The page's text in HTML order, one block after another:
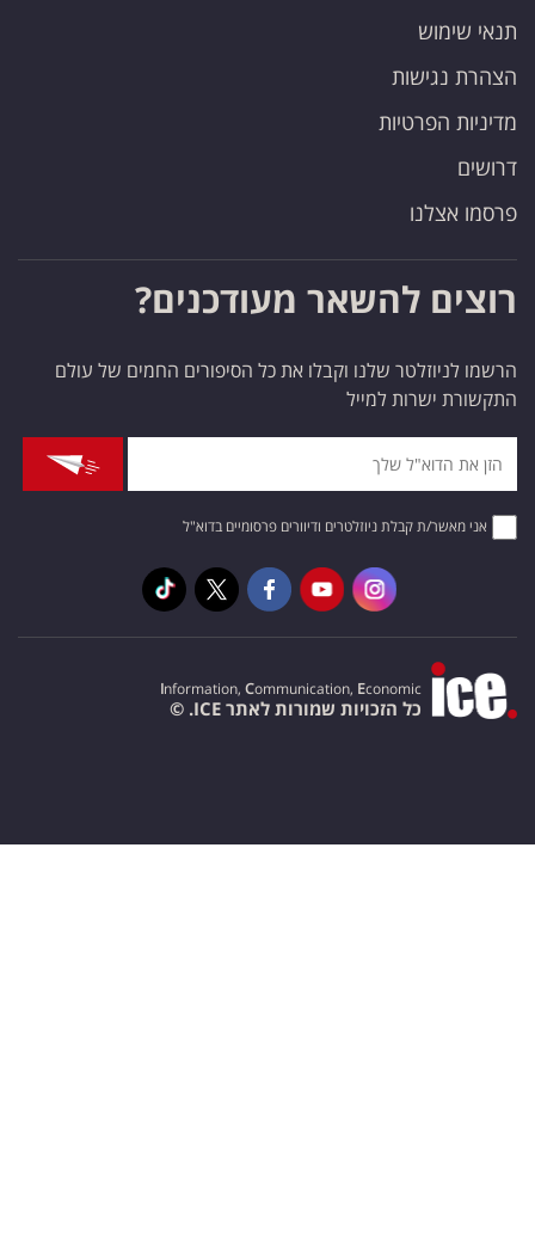
תנאי שימוש
הצהרת נגישות
מדיניות הפרטיות
דרושים
פרסמו אצלנו
רוצים להשאר מעודכנים?
הרשמו לניוזלטר שלנו וקבלו את כל הסיפורים החמים של עולם
התקשורת ישרות למייל
אני מאשר/ת קבלת ניוזלטרים ודיוורים פרסומיים בדוא"ל
Information, Communication, Economic
כל הזכויות שמורות לאתר ICE. ©